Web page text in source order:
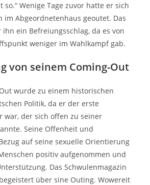
Wenige Tage zuvor hatte er sich
im Abgeordnetenhaus geoutet. Das
ein Befreiungsschlag, da es von
weniger im Wahlkampf gab.
von seinem Coming-Out
wurde zu einem historischen
Politik, da er der erste
war, der sich offen zu seiner
Seine Offenheit und
auf seine sexuelle Orientierung
positiv aufgenommen und
Das Schwulenmagazin
über sine Outing. Wowereit